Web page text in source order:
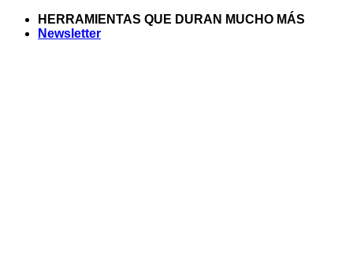
Saltar
HERRAMIENTAS QUE DURAN MUCHO MÁS
Newsletter